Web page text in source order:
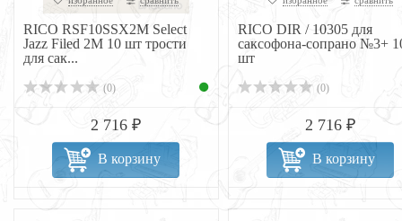
RICO RSF10SSX2M Select
Jazz Filed 2M 10 шт трости
для сак...
(0)
2 716 ₽
В корзину
RICO DIR / 10305 для
саксофона-сопрано №3+
шт
(0)
2 716 ₽
В корзину